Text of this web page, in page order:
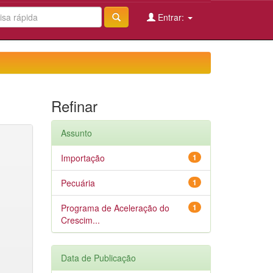
Entrar:
Refinar
Assunto
1
Importação
1
Pecuária
1
Programa de Aceleração do
Crescim...
Data de Publicação